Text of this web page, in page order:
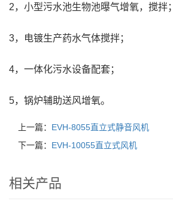
2，小型污水池生物池曝气增氧，搅拌；
3，电镀生产药水气体搅拌；
4，一体化污水设备配套；
5，锅炉辅助送风增氧。
上一篇： EVH-8055直立式静音风机
下一篇： EVH-10055直立式风机
相关产品